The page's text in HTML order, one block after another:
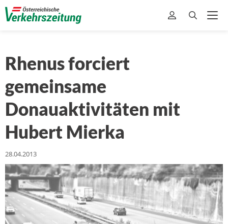
Rhenus forciert
gemeinsame
Donauaktivitäten mit
Hubert Mierka
28.04.2013